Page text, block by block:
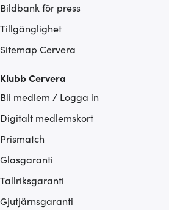
Bildbank för press
Tillgänglighet
Sitemap Cervera
Klubb Cervera
Bli medlem / Logga in
Digitalt medlemskort
Prismatch
Glasgaranti
Tallriksgaranti
Gjutjärnsgaranti